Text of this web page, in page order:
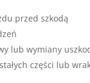
przed szkodą
lub wymiany
części lub